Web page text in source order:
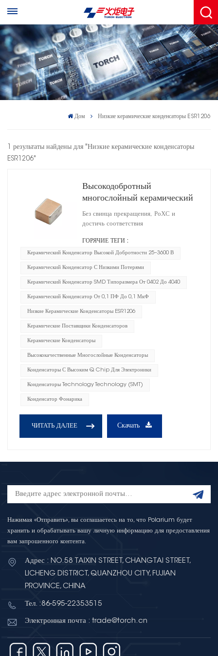
Дом Низкие керамические конденсаторы ESR1206
1 результаты найдены для "Низкие керамические конденсаторы
ESR1206"
Высокодобротный
многослойный керамический
конденсатор 1206
Без свинца прекращения, РоХС и
достичь соответствия
ГОРЯЧИЕ ТЕГИ :
Керамический Конденсатор Высокой Добротности 25–3600 В
Керамический Конденсатор С Низкими Потерями
Керамический Конденсатор SMD Типоразмера От 0402 До 4040
Керамический Конденсатор От 0,1 ПФ До 0,1 МкФ
Низкие Керамические Конденсаторы ESR1206
Керамические Поставщики Конденсаторов
Керамические Конденсаторы
Высококачественные Многослойные Конденсаторы
Конденсаторы С Высоким Q Chip Для Электроники
Конденсаторы Technology Technology (SMT)
Конденсатор Фонарика
ЧИТАТЬ ДАЛЕЕ Скачать
Нажимая «Отправить», вы соглашаетесь на то, что Polarium будет
хранить и обрабатывать вашу личную информацию для предоставления
вам запрошенного контента.
Адрес : NO.58 TAIXIN STREET, CHANGTAI STREET,
LICHENG DISTRICT, QUANZHOU CITY, FUJIAN
PROVINCE, CHINA
Тел. :86-595-22353515
Электронная почта : trade@torch.cn